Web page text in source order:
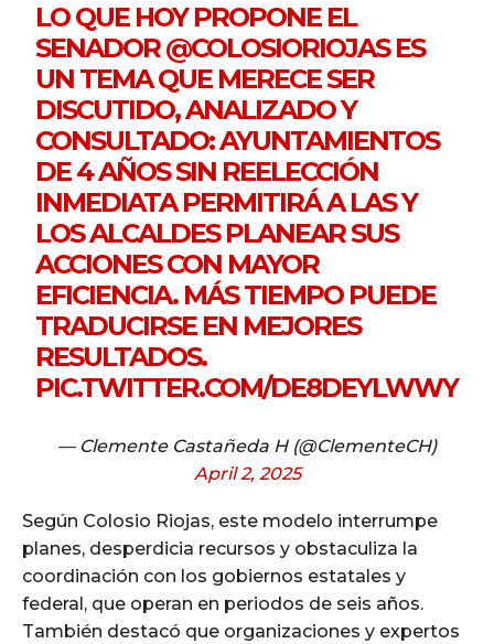
LO QUE HOY PROPONE EL
SENADOR@COLOSIORIOJASES
UN TEMA QUE MERECE SER
DISCUTIDO, ANALIZADO Y
CONSULTADO: AYUNTAMIENTOS
DE 4 AÑOS SIN REELECCIÓN
INMEDIATA PERMITIRÁ A LAS Y
LOS ALCALDES PLANEAR SUS
ACCIONES CON MAYOR
EFICIENCIA. MÁS TIEMPO PUEDE
TRADUCIRSE EN MEJORES
RESULTADOS.
PIC.TWITTER.COM/DE8DEYLWWY
— Clemente Castañeda H (@ClementeCH)
April 2, 2025
Según Colosio Riojas, este modelo interrumpe
planes, desperdicia recursos y obstaculiza la
coordinación con los gobiernos estatales y
federal, que operan en periodos de seis años.
También destacó que organizaciones y expertos